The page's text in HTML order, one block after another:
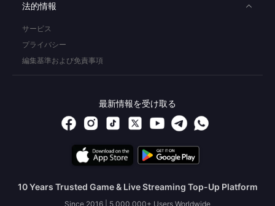
法的情報
サービス
プライバシー
編集基準および免責事項
最新情報を受け取る
10 Years Trusted Game & Live Streaming Top-Up Platform
Since 2016 | 5,000,000+ Users Worldwide